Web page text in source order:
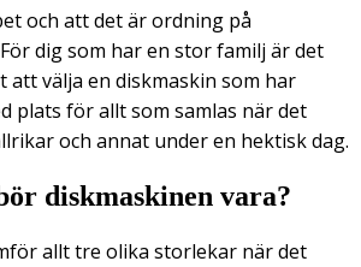
och att det är ordning på
dig som har en stor familj är det
att välja en diskmaskin som har
plats för allt som samlas när det
och annat under en hektisk dag.
diskmaskinen vara?
allt tre olika storlekar när det